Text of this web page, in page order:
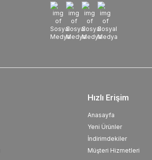
Hızlı Erişim
Anasayfa
Yeni Ürünler
İndirimdekiler
Müşteri Hizmetleri